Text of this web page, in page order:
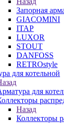
Запорная
GIACOMINI
ITAP
LUXOR
STOUT
DANFOSS
RETROstyle
для котельной
для
Назад
Коллекторы